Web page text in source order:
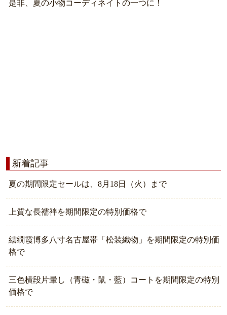
是非、夏の小物コーディネイトの一つに！
新着記事
夏の期間限定セールは、8月18日（火）まで
上質な長襦袢を期間限定の特別価格で
繧繝霞博多八寸名古屋帯「松装織物」を期間限定の特別価
格で
三色横段片暈し（青磁・鼠・藍）コートを期間限定の特別
価格で